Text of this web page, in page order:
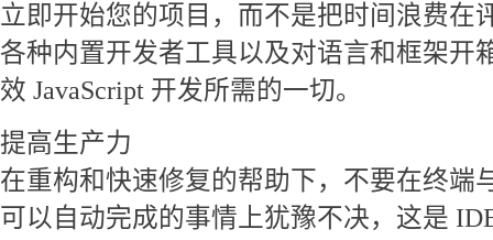
立即开始您的项目，而不是把时间浪费在
各种内置开发者工具以及对语言和框架开
效 JavaScript 开发所需的一切。
提高生产力
在重构和快速修复的帮助下，不要在终端
可以自动完成的事情上犹豫不决，这是